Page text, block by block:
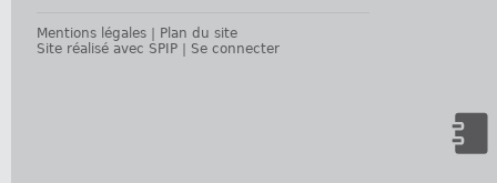
Mentions légales
Plan du site
Site réalisé avec SPIP
Se connecter